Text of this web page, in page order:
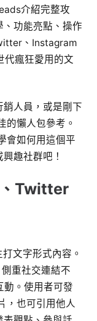
介紹完整攻
功能亮點、操作
、Instagram
代瘋狂愛用的文
人員，或是剛下
的懶人包參考。
會如何用這個平
趣社群吧！
Twitter
文字形式內容。
重社交連結不
動。使用者可發
，也可引用他人